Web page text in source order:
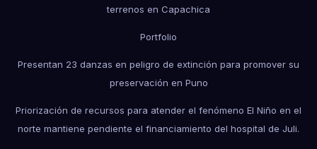
terrenos en Capachica
Portfolio
Presentan 23 danzas en peligro de extinción para promover su
preservación en Puno
Priorización de recursos para atender el fenómeno El Niño en el
norte mantiene pendiente el financiamiento del hospital de Juli.